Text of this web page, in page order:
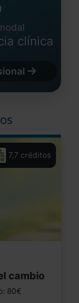
clínica
7,7 créditos
cambio
80€